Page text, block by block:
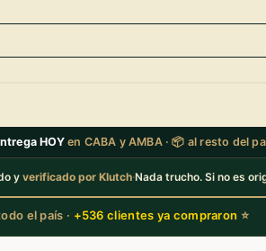
HOYen CABA y AMBA · 📦 al resto del
yverificado por Klutch·Nada trucho. Si no es
el país · +536 clientes ya compraron ⭐